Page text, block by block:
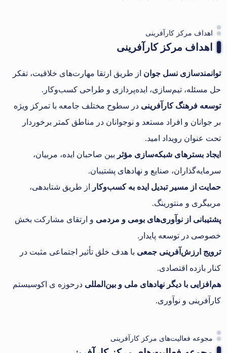
اهداف مرکز کارآفرینی
اهداف مرکز کارآفرینی
توانمندسازی نسل جوان از طریق ارتقا مهارت‌های خلاقیت، تفکر
حل مسئله، تیم‌سازی، ایده‌پردازی و طراحی کسب‌وکار.
توسعه فرهنگ کارآفرینی در سطوح مختلف جامعه با تمرکز ویژه
بر جوانان و افراد مستعد و نوجوانان در مناطق کمتر برخوردار
تحت عنوان رویداد امید.
ایجاد بسترهای شبکه‌سازی مؤثر بین صاحبان ایده، مربیان،
سرمایه‌گذاران، صنایع و نهادهای پشتیبان.
حمایت از مسیر تبدیل ایده به کسب‌وکار
از طریق شتابدهی،
مربیگری و منتورینگ.
پشتیبانی از نوآوری‌های بومی و مردمی و ارتقای مشارکت بخش
خصوصی در توسعه پایدار.
ترویج ارزش‌آفرینی جمعی با هدف خلق تأثیر اجتماعی مثبت در
کنار بازده اقتصادی.
هم‌افزایی با دیگر نهادهای ملی و بین‌المللی درحوزه ی اکوسیستم
کارآفرینی و نوآوری.
مجوعه فعالیت‌های مرکز کارآفرینی